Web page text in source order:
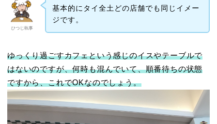
ひつじ執事
基本的にタイ全土どの店舗でも同じイメー
ジです。
ゆっくり過ごすカフェという感じのイスやテーブルで
はないのですが、何時も混んでいて、順番待ちの状態
ですから、これでOKなのでしょう。